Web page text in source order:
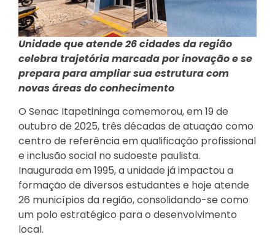
Unidade que atende 26 cidades da região
celebra trajetória marcada por inovação e se
prepara para ampliar sua estrutura com
novas áreas do conhecimento
O Senac Itapetininga comemorou, em 19 de
outubro de 2025, três décadas de atuação como
centro de referência em qualificação profissional
e inclusão social no sudoeste paulista.
Inaugurada em 1995, a unidade já impactou a
formação de diversos estudantes e hoje atende
26 municípios da região, consolidando-se como
um polo estratégico para o desenvolvimento
local.